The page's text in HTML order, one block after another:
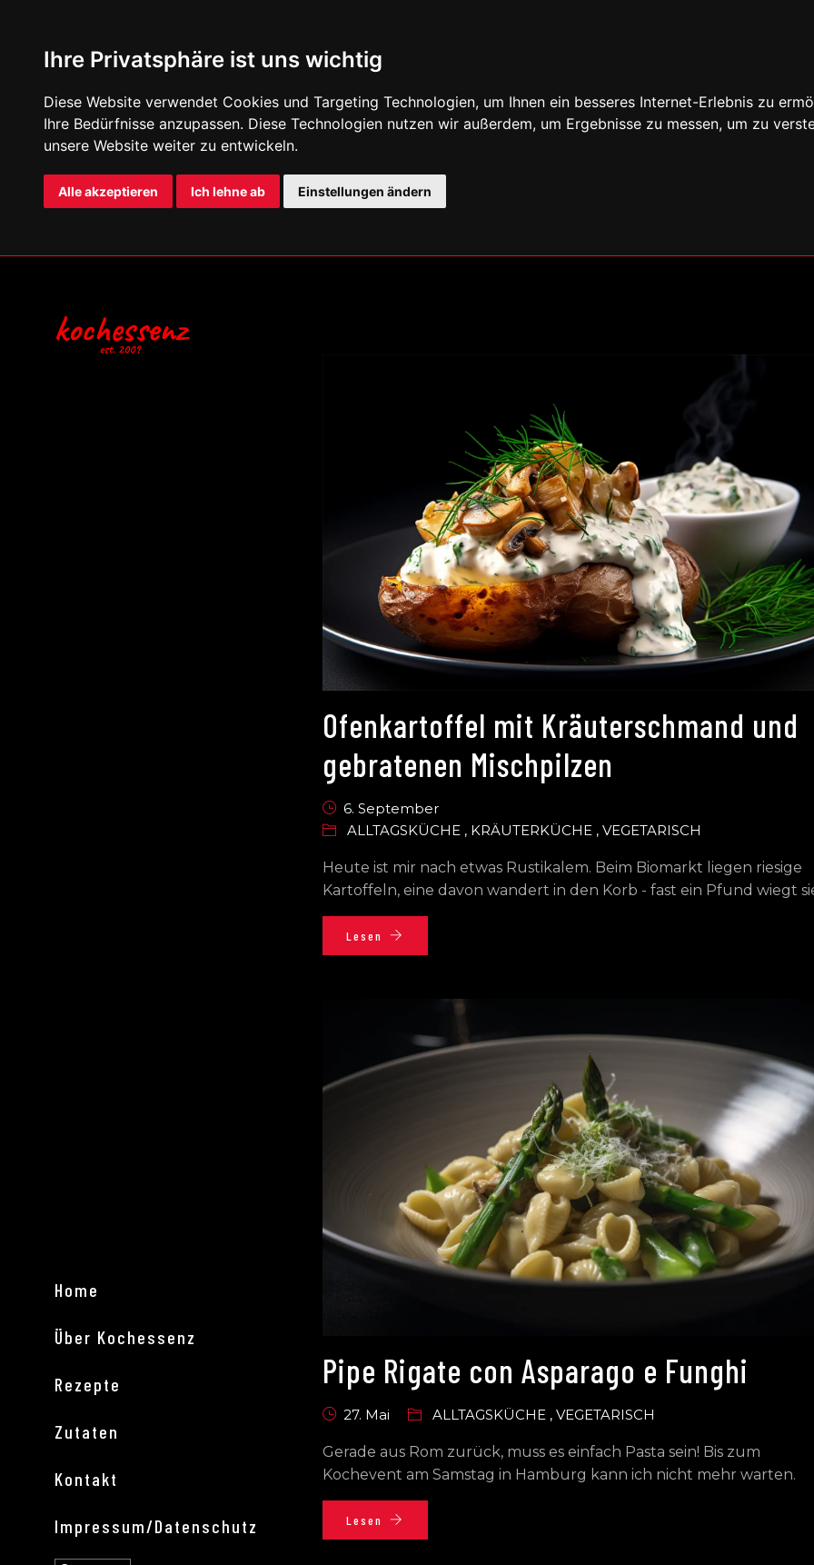
Ihre Privatsphäre ist uns wichtig
Diese Website verwendet Cookies und Targeting Technologien, um Ihnen ein besseres Internet-Erlebnis zu
Ihre Bedürfnisse anzupassen. Diese Technologien nutzen wir außerdem, um Ergebnisse zu messen, um zu
unsere Website weiter zu entwickeln.
Alle akzeptieren Ich lehne ab Einstellungen ändern
Home
Über Kochessenz
Rezepte
Zutaten
Kontakt
Impressum/Datenschutz
Ofenkartoffel mit Kräuterschmand und
gebratenen Mischpilzen
6. September
ALLTAGSKÜCHE , KRÄUTERKÜCHE , VEGETARISCH
Heute ist mir nach etwas Rustikalem. Beim Biomarkt liegen riesige
Kartoffeln, eine davon wandert in den Korb - fast ein Pfund wiegt
Lesen
Pipe Rigate con Asparago e Funghi
27. Mai ALLTAGSKÜCHE , VEGETARISCH
Gerade aus Rom zurück, muss es einfach Pasta sein! Bis zum
Kochevent am Samstag in Hamburg kann ich nicht mehr warten.
Lesen